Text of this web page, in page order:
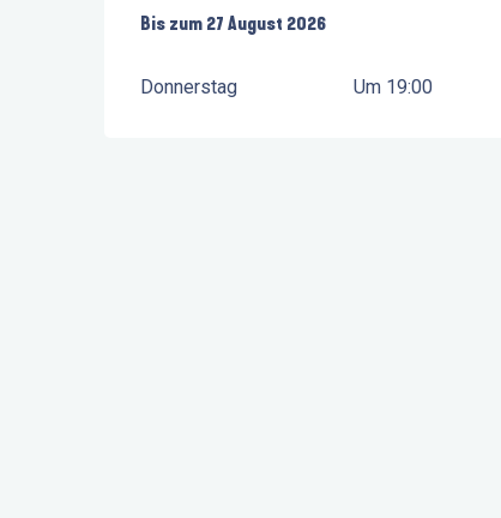
vom2 Juli 2026bis zum27 August 2026
Bis zum 27 August 2026
Donnerstag Um 19:00